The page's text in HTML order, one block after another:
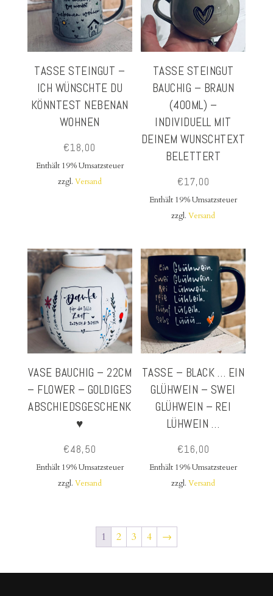
TASSE STEINGUT –
ICH WÜNSCHTE DU
KÖNNTEST NEBENAN
WOHNEN
€18,00
Enthält 19% Umsatzsteuer
zzgl. Versand
TASSE STEINGUT
BAUCHIG – BRAUN
(400ML) –
INDIVIDUELL MIT
DEINEM WUNSCHTEXT
BELETTERT
€17,00
Enthält 19% Umsatzsteuer
zzgl.Versand
VASE BAUCHIG – 22CM
– FLOWER – GOLDIGES
ABSCHIEDSGESCHENK
♥
€48,50
Enthält 19% Umsatzsteuer
zzgl. Versand
TASSE – BLACK … EIN
GLÜHWEIN – SWEI
GLÜHWEIN – REI
LÜHWEIN …
€16,00
Enthält 19% Umsatzsteuer
zzgl.Versand
1 2 3 4 →